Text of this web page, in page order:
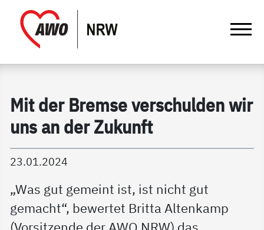
Gathmann Michaelis und Freunde |
Mit der Bremse verschulden wir
uns an der Zukunft
23.01.2024
„Was gut gemeint ist, ist nicht gut
gemacht“, bewertet Britta Altenkamp